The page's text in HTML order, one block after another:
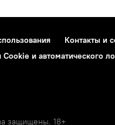
Контакты и
и автоматического
защищены. 18+